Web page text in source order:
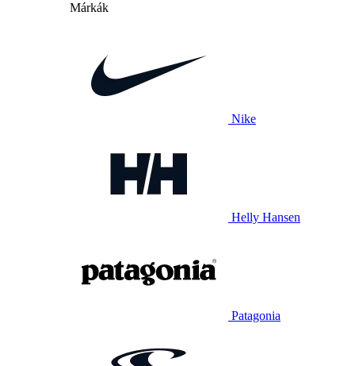
Márkák
Nike
Helly Hansen
Patagonia